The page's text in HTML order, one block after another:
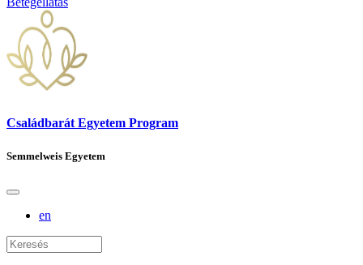
Családbarát Egyetem Program
Semmelweis Egyetem
en